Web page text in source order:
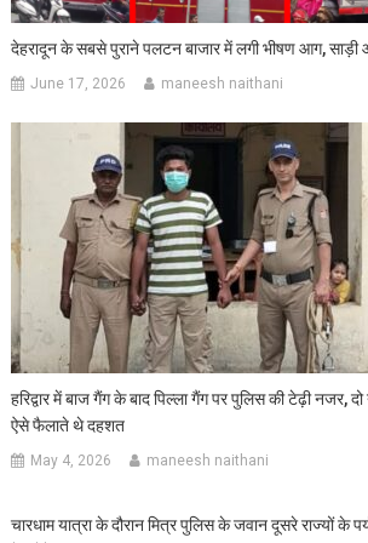
देहरादून के सबसे पुराने पलटन बाजार में लगी भीषण आग,
June 17, 2026 maneesh naithani
हरिद्वार में बाज गैंग के बाद पिल्ला गैंग पर पुलिस की टेढ़ी नजर,
ऐसे फैलाते थे दहशत
May 4, 2026 maneesh naithani
चारधाम यात्रा के दौरान मित्र पुलिस के जवान दूसरे राज्यों के